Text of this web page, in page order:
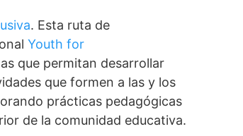
. Esta ruta de
Youth for
que permitan desarrollar
que formen a las y los
prácticas pedagógicas
de la comunidad educativa.